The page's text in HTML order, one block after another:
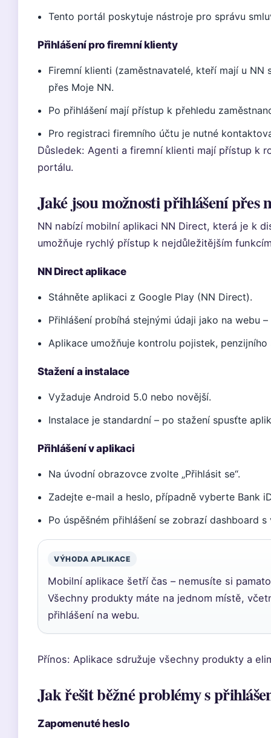
Tento portál poskytuje nástroje pro správu
Přihlášení pro firemní klienty
Firemní klienti (zaměstnavatelé, kteří mají u
přes Moje NN.
Po přihlášení mají přístup k přehledu
Pro registraci firemního účtu je nutné
Důsledek: Agenti a firemní klienti mají přístup k
portálu.
Jaké jsou možnosti přihlášení přes
NN nabízí mobilní aplikaci NN Direct, která je k
umožňuje rychlý přístup k nejdůležitějším
NN Direct aplikace
Stáhněte aplikaci z Google Play (NN Direct).
Přihlášení probíhá stejnými údaji jako na webu
Aplikace umožňuje kontrolu pojistek,
Stažení a instalace
Vyžaduje Android 5.0 nebo novější.
Instalace je standardní – po stažení spusťte
Přihlášení v aplikaci
Na úvodní obrazovce zvolte „Přihlásit se“.
Zadejte e-mail a heslo, případně vyberte Bank
Po úspěšném přihlášení se zobrazí dashboard
VÝHODA APLIKACE
Mobilní aplikace šetří čas – nemusíte si
Všechny produkty máte na jednom místě,
přihlášení na webu.
Přínos: Aplikace sdružuje všechny produkty a
Jak řešit běžné problémy s
Zapomenuté heslo